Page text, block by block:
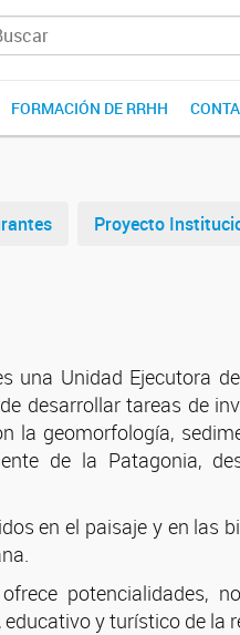
FORMACIÓN DE RRHH
Proyecto
una Unidad Ejecutora
desarrollar tareas de
la geomorfología,
de la Patagonia,
en el paisaje y en las
potencialidades,
y turístico de la